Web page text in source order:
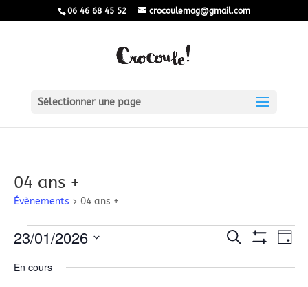
06 46 68 45 52 crocoulemag@gmail.com
Sélectionner une page
04 ans +
Évènements 04 ans +
Évènements
for
Recherche
Filtres
Jour
23/01/2026
une
En cours